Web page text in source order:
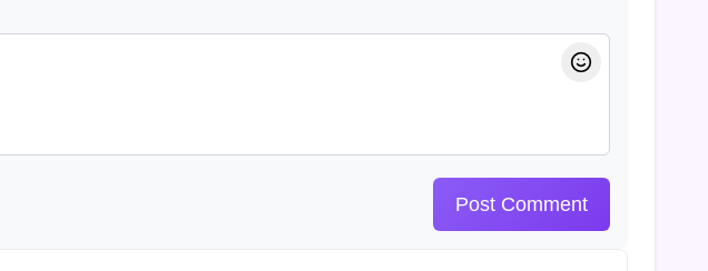
Post Comment